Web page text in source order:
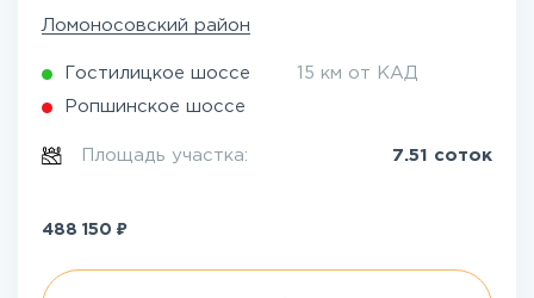
Ломоносовский район
Гостилицкое шоссе 15 км от КАД
Ропшинское шоссе
Площадь участка: 7.51 соток
488 150 ₽